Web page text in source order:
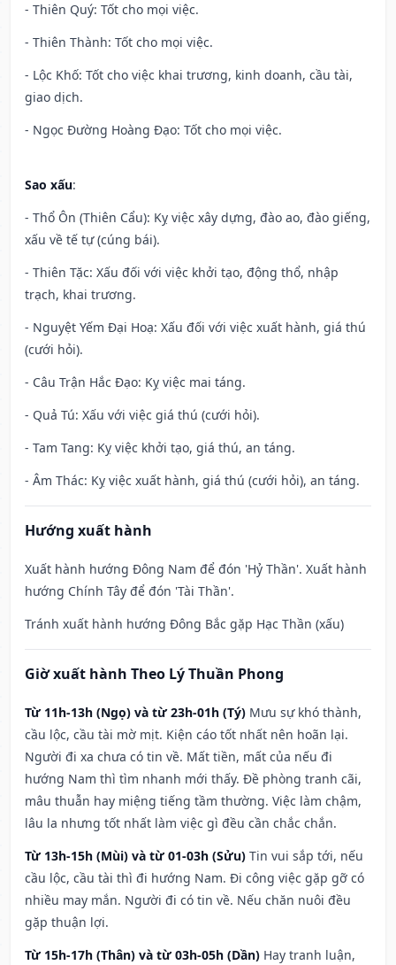
- Thiên Quý: Tốt cho mọi việc.
- Thiên Thành: Tốt cho mọi việc.
- Lộc Khố: Tốt cho việc khai trương, kinh doanh, cầu tài,
giao dịch.
- Ngọc Đường Hoàng Đạo: Tốt cho mọi việc.
Sao xấu:
- Thổ Ôn (Thiên Cẩu): Kỵ việc xây dựng, đào ao, đào giếng,
xấu về tế tự (cúng bái).
- Thiên Tặc: Xấu đối với việc khởi tạo, động thổ, nhập
trạch, khai trương.
- Nguyệt Yếm Đại Hoạ: Xấu đối với việc xuất hành, giá thú
(cưới hỏi).
- Câu Trận Hắc Đạo: Kỵ việc mai táng.
- Quả Tú: Xấu với việc giá thú (cưới hỏi).
- Tam Tang: Kỵ việc khởi tạo, giá thú, an táng.
- Âm Thác: Kỵ việc xuất hành, giá thú (cưới hỏi), an táng.
Hướng xuất hành
Xuất hành hướng Đông Nam để đón 'Hỷ Thần'. Xuất hành
hướng Chính Tây để đón 'Tài Thần'.
Tránh xuất hành hướng Đông Bắc gặp Hạc Thần (xấu)
Giờ xuất hành Theo Lý Thuần Phong
Từ 11h-13h (Ngọ) và từ 23h-01h (Tý) Mưu sự khó thành,
cầu lộc, cầu tài mờ mịt. Kiện cáo tốt nhất nên hoãn lại.
Người đi xa chưa có tin về. Mất tiền, mất của nếu đi
hướng Nam thì tìm nhanh mới thấy. Đề phòng tranh cãi,
mâu thuẫn hay miệng tiếng tầm thường. Việc làm chậm,
lâu la nhưng tốt nhất làm việc gì đều cần chắc chắn.
Từ 13h-15h (Mùi) và từ 01-03h (Sửu) Tin vui sắp tới, nếu
cầu lộc, cầu tài thì đi hướng Nam. Đi công việc gặp gỡ có
nhiều may mắn. Người đi có tin về. Nếu chăn nuôi đều
gặp thuận lợi.
Từ 15h-17h (Thân) và từ 03h-05h (Dần) Hay tranh luận,